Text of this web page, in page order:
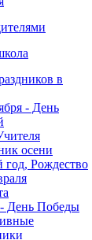
в
- День
осени
Рождество
День Победы